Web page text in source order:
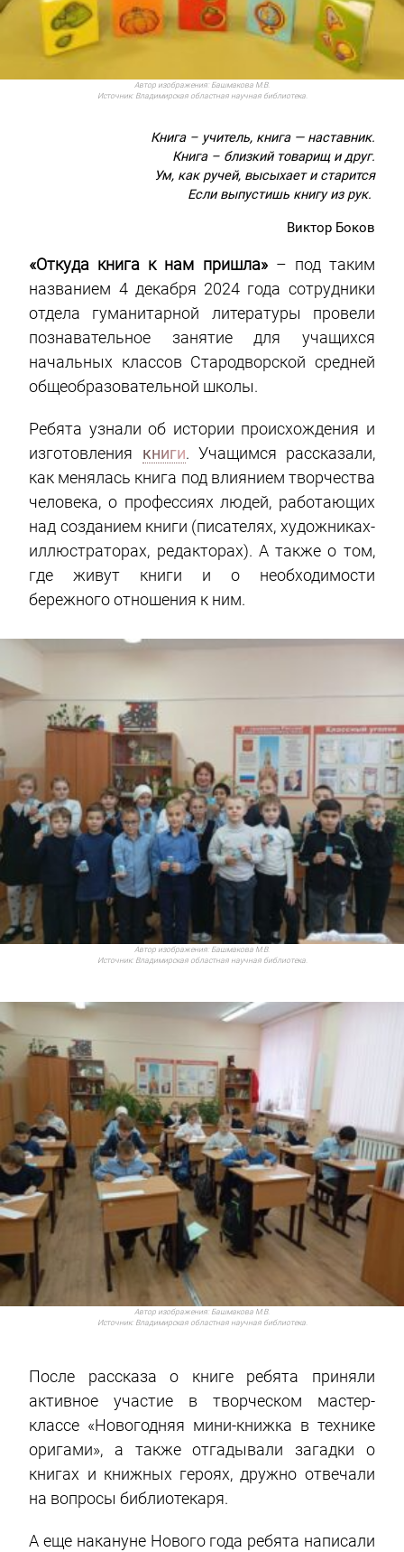
Автор изображения: Башмакова М.В.
Источник: Владимирская областная научная библиотека.
Книга – учитель, книга — наставник.
Книга – близкий товарищ и друг.
Ум, как ручей, высыхает и старится
Если выпустишь книгу из рук.
Виктор Боков
«Откуда книга к нам пришла»– под таким
названием 4 декабря 2024 года сотрудники
отдела гуманитарной литературы провели
познавательное занятие для учащихся
начальных классов Стародворской средней
общеобразовательной школы.
Ребята узнали об истории происхождения и
изготовления книги. Учащимся рассказали,
как менялась книга под влиянием творчества
человека, о профессиях людей, работающих
над созданием книги (писателях, художниках-
иллюстраторах, редакторах). А также о том,
где живут книги и о необходимости
бережного отношения к ним.
Автор изображения: Башмакова М.В.
Источник: Владимирская областная научная библиотека.
Автор изображения: Башмакова М.В.
Источник: Владимирская областная научная библиотека.
После рассказа о книге ребята приняли
активное участие в творческом мастер-
классе «Новогодняя мини-книжка в технике
оригами», а также отгадывали загадки о
книгах и книжных героях, дружно отвечали
на вопросы библиотекаря.
А еще накануне Нового года ребята написали